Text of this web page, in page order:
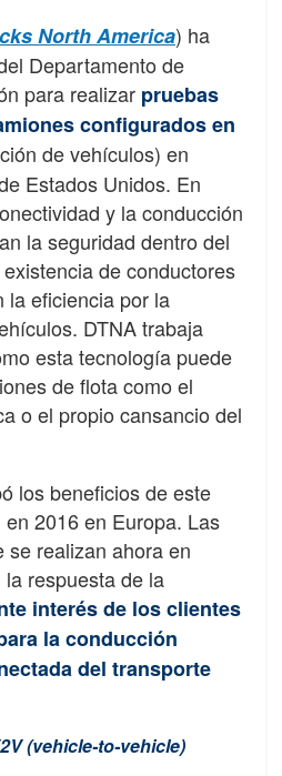
North America) ha
Departamento de
para realizar pruebas
configurados en
de vehículos) en
Estados Unidos. En
y la conducción
la seguridad dentro del
de conductores
la eficiencia por la
DTNA trabaja
esta tecnología puede
de flota como el
o el propio cansancio del
los beneficios de este
2016 en Europa. Las
se realizan ahora en
respuesta de la
interés de los clientes
la conducción
del transporte
(vehicle-to-vehicle)